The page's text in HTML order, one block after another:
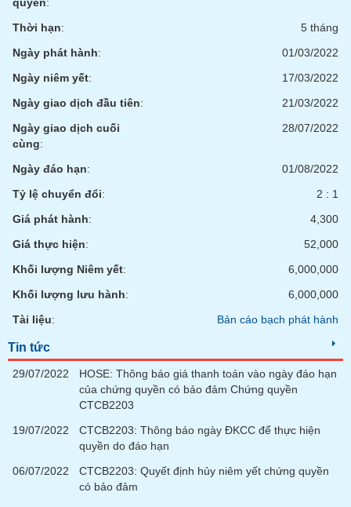
Thời hạn:
5 tháng
Ngày phát hành:
01/03/2022
Ngày niêm yết:
17/03/2022
Ngày giao dịch đầu tiên:
21/03/2022
Ngày giao dịch cuối
cùng:
28/07/2022
Ngày đáo hạn:
01/08/2022
Tỷ lệ chuyển đổi:
2 : 1
Giá phát hành:
4,300
Giá thực hiện:
52,000
Khối lượng Niêm yết:
6,000,000
Khối lượng lưu hành:
6,000,000
Tài liệu: Bản cáo bạch phát hành
Tin tức
29/07/2022
HOSE: Thông báo giá thanh toán vào ngày đáo hạn
của chứng quyền có bảo đảm Chứng quyền
CTCB2203
19/07/2022
CTCB2203: Thông báo ngày ĐKCC để thực hiện
quyền do đáo hạn
06/07/2022
CTCB2203: Quyết định hủy niêm yết chứng quyền
có bảo đảm
Đào
tạo
Sách
tài
cụ
đầu
Truyền
thông
Dữ